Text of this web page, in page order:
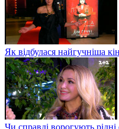
Як відбулася найгучніша
Чи справді ворогують